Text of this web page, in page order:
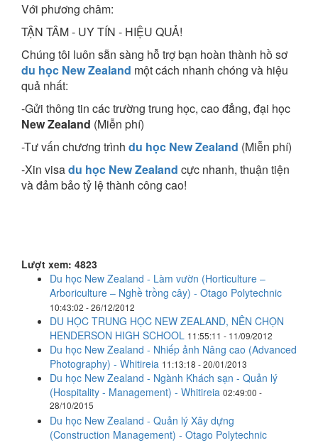
Với phương châm:
TẬN TÂM - UY TÍN - HIỆU QUẢ!
Chúng tôi luôn sẵn sàng hỗ trợ bạn hoàn thành hồ sơ
du học New Zealand một cách nhanh chóng và hiệu
quả nhất:
-Gửi thông tin các trường trung học, cao đẳng, đại học
New Zealand (Miễn phí)
-Tư vấn chương trình du học New Zealand (Miễn phí)
-Xin visadu học New Zealand cực nhanh, thuận tiện
và đảm bảo tỷ lệ thành công cao!
Lượt xem: 4823
Du học New Zealand - Làm vườn (Horticulture –
Arboriculture – Nghề trồng cây) - Otago Polytechnic
10:43:02 - 26/12/2012
DU HỌC TRUNG HỌC NEW ZEALAND, NÊN CHỌN
HENDERSON HIGH SCHOOL 11:55:11 - 11/09/2012
Du học New Zealand - Nhiếp ảnh Nâng cao (Advanced
Photography) - Whitireia 11:13:18 - 20/01/2013
Du học New Zealand - Ngành Khách sạn - Quản lý
(Hospitality - Management) - Whitireia 02:49:00 -
28/10/2015
Du học New Zealand - Quản lý Xây dựng
(Construction Management) - Otago Polytechnic